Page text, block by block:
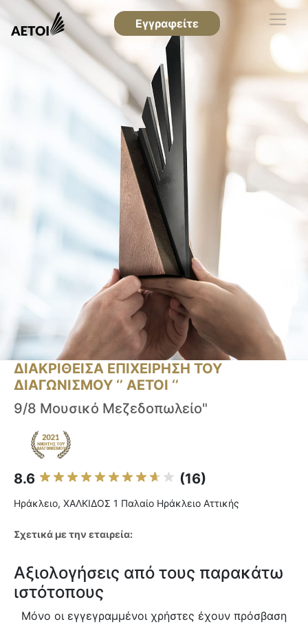
Εγγραφείτε
ΔΙΑΚΡΙΘΕΙΣΑ ΕΠΙΧΕΙΡΗΣΗ ΤΟΥ
ΔΙΑΓΩΝΙΣΜΟΥ ‘’ ΑΕΤΟΙ ‘’
9/8 Μουσικό Μεζεδοπωλείο"
8.6 (16)
Ηράκλειο, ΧΑΛΚΙΔΟΣ 1 Παλαίο Ηράκλειο Αττικής
Σχετικά με την εταιρεία:
Αξιολογήσεις από τους παρακάτω
ιστότοπους
Μόνο οι εγγεγραμμένοι χρήστες έχουν πρόσβαση